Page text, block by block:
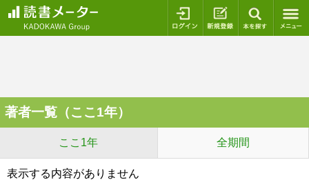
ログイン 新規登録
著者一覧（ここ1年）
ここ1年 全期間
表示する内容がありません